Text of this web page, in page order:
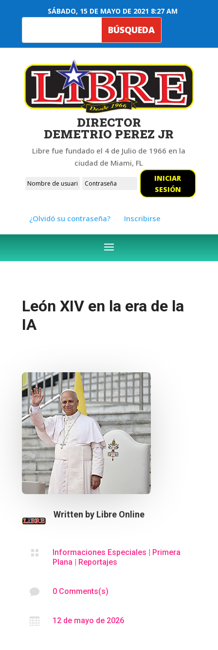
SÁBADO, 15 DE MAYO DE 2021 8:27 AM
DIRECTOR
DEMETRIO PEREZ JR
Libre fue fundado el 4 de Julio de 1966 en la
ciudad de Miami, FL
INICIAR
SESIÓN
¿Olvidó su contraseña? Inscribirse
León XIV en la era de la
IA
Written by Libre Online
 Informaciones Especiales | Primera
Plana | Reportajes
 0 Comments(s)
 12 de mayo de 2026